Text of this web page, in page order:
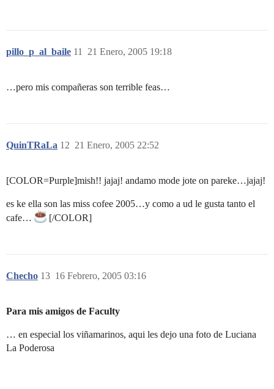
pillo_p_al_baile 21 Enero, 2005 19:18
11
…pero mis compañeras son terrible feas…
QuinTRaLa 21 Enero, 2005 22:52
12
[COLOR=Purple]mish!! jajaj! andamo mode jote on pareke…jajaj!
es ke ella son las miss cofee 2005…y como a ud le gusta tanto el
cafe…
[/COLOR]
Checho 16 Febrero, 2005 03:16
13
Para mis amigos de Faculty
… en especial los viñamarinos, aqui les dejo una foto de Luciana
La Poderosa